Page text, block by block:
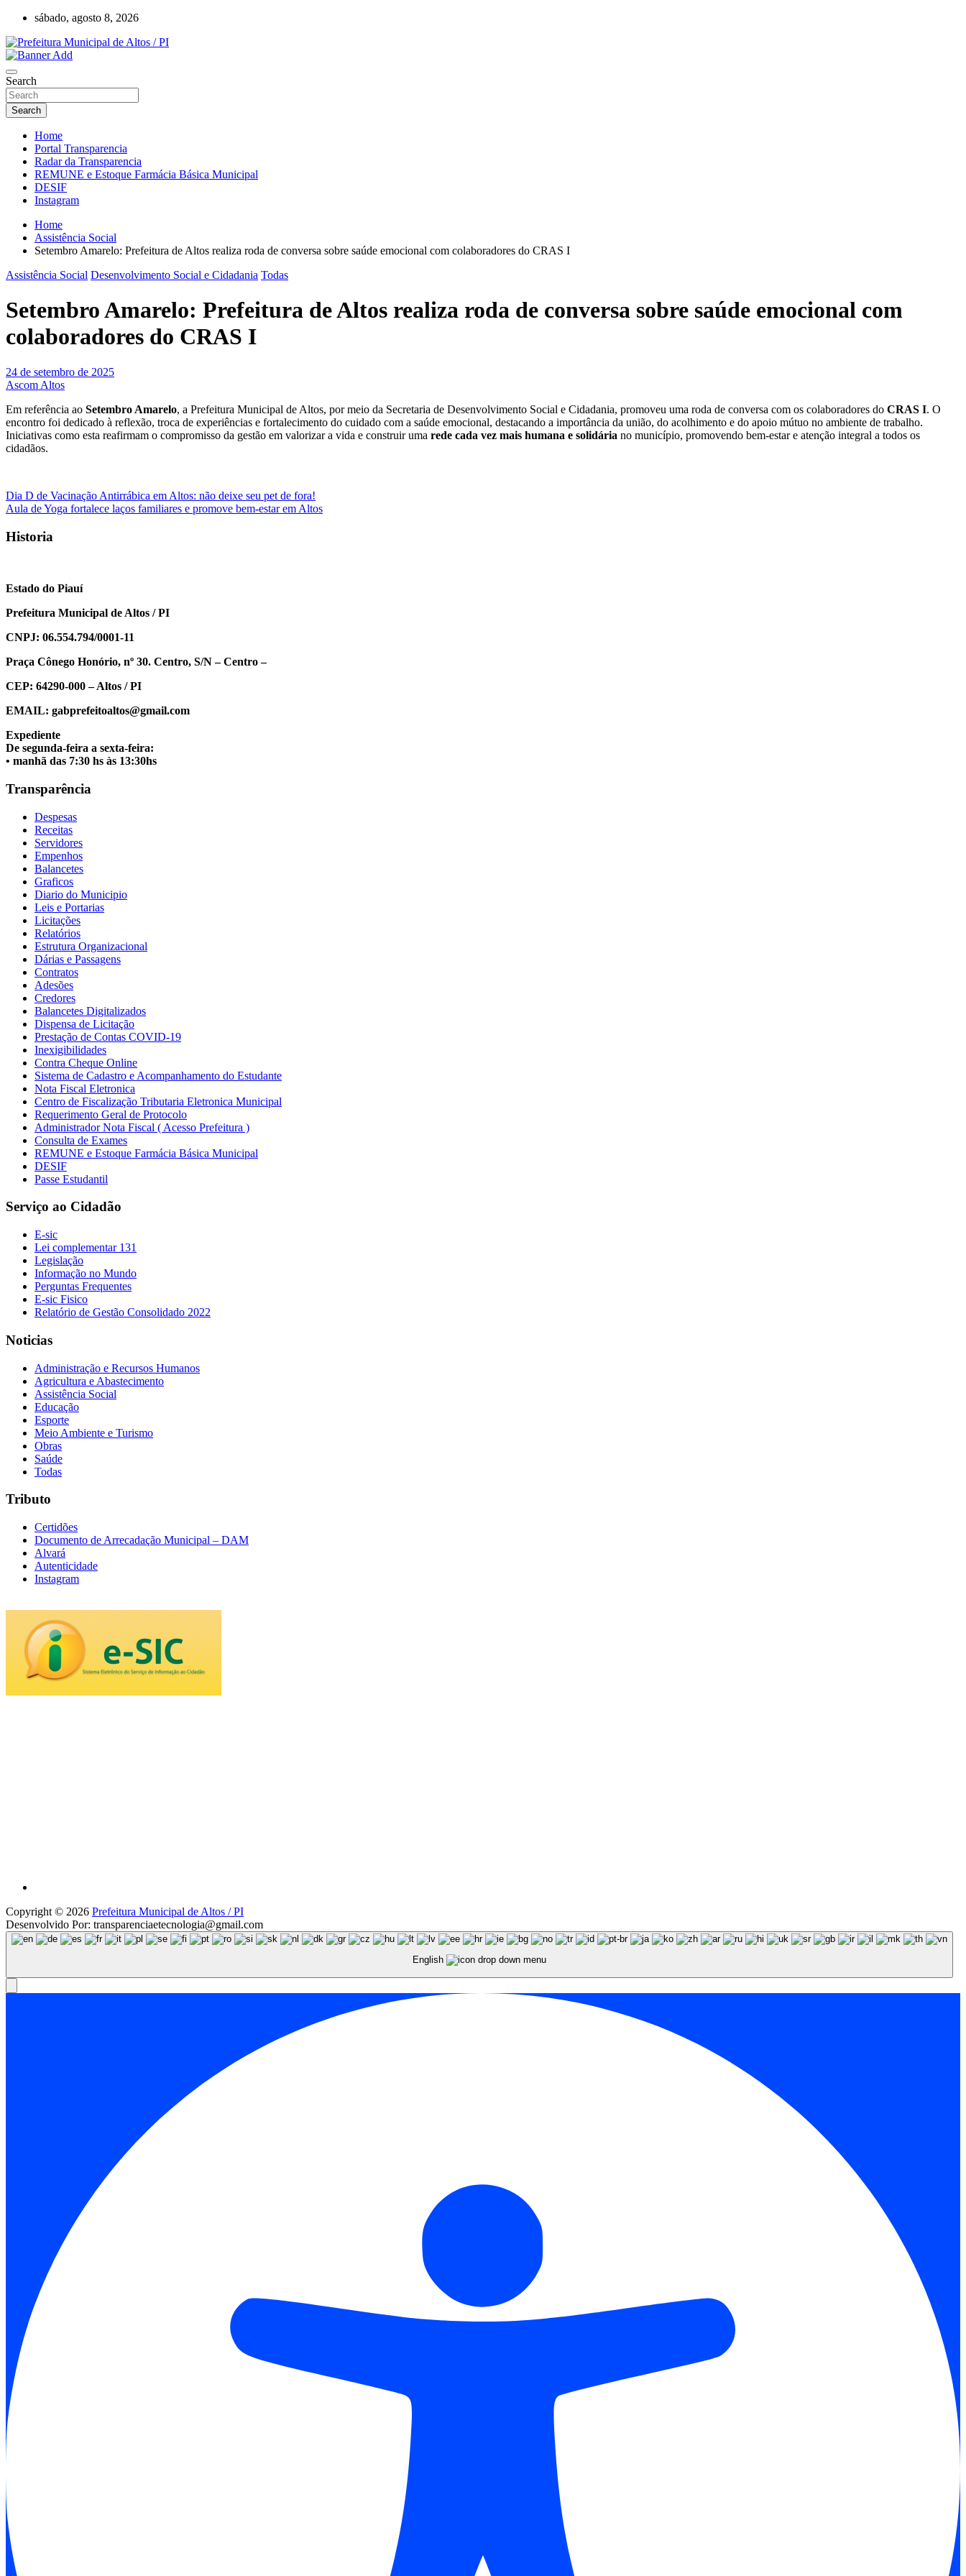
Skip
content
sábado, agosto 8, 2026
Prefeitura Municipal de Altos / PI
Search
Search
Home
Portal Transparencia
Radar da Transparencia
REMUNE e Estoque Farmácia Básica Municipal
DESIF
Instagram
Home
Assistência Social
Setembro Amarelo: Prefeitura de Altos realiza roda de conversa sobre saúde emocional com colaboradores do CRAS I
Assistência Social Desenvolvimento Social e Cidadania Todas
Setembro Amarelo: Prefeitura de Altos realiza roda de conversa sobre saúde emocional com
colaboradores do CRAS I
24 de setembro de 2025
Ascom Altos
Em referência ao Setembro Amarelo, a Prefeitura Municipal de Altos, por meio da Secretaria de Desenvolvimento Social e Cidadania, promoveu uma roda de conversa com os colaboradores do CRAS I. O
encontro foi dedicado à reflexão, troca de experiências e fortalecimento do cuidado com a saúde emocional, destacando a importância da união, do acolhimento e do apoio mútuo no ambiente de trabalho.
Iniciativas como esta reafirmam o compromisso da gestão em valorizar a vida e construir uma rede cada vez mais humana e solidária no município, promovendo bem-estar e atenção integral a todos os
cidadãos.
Navegação
de
Post
Dia D de Vacinação Antirrábica em Altos: não deixe seu pet de fora!
Aula de Yoga fortalece laços familiares e promove bem-estar em Altos
Historia
Estado do Piauí
Prefeitura Municipal de Altos / PI
CNPJ: 06.554.794/0001-11
Praça Cônego Honório, nº 30. Centro, S/N – Centro –
CEP: 64290-000 – Altos / PI
EMAIL: gabprefeitoaltos@gmail.com
Expediente
De segunda-feira a sexta-feira:
• manhã das 7:30 hs às 13:30hs
Transparência
Despesas
Receitas
Servidores
Empenhos
Balancetes
Graficos
Diario do Municipio
Leis e Portarias
Licitações
Relatórios
Estrutura Organizacional
Dárias e Passagens
Contratos
Adesões
Credores
Balancetes Digitalizados
Dispensa de Licitação
Prestação de Contas COVID-19
Inexigibilidades
Contra Cheque Online
Sistema de Cadastro e Acompanhamento do Estudante
Nota Fiscal Eletronica
Centro de Fiscalização Tributaria Eletronica Municipal
Requerimento Geral de Protocolo
Administrador Nota Fiscal ( Acesso Prefeitura )
Consulta de Exames
REMUNE e Estoque Farmácia Básica Municipal
DESIF
Passe Estudantil
Serviço ao Cidadão
E-sic
Lei complementar 131
Legislação
Informação no Mundo
Perguntas Frequentes
E-sic Fisico
Relatório de Gestão Consolidado 2022
Noticias
Administração e Recursos Humanos
Agricultura e Abastecimento
Assistência Social
Educação
Esporte
Meio Ambiente e Turismo
Obras
Saúde
Todas
Tributo
Certidões
Documento de Arrecadação Municipal – DAM
Alvará
Autenticidade
Instagram
Copyright © 2026 Prefeitura Municipal de Altos / PI
Desenvolvido Por: transparenciaetecnologia@gmail.com
English